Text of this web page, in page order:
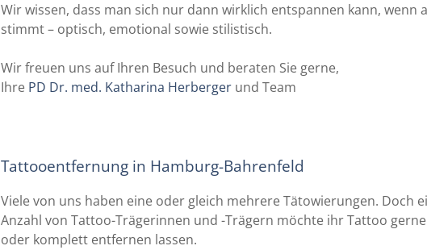
Wir wissen, dass man sich nur dann wirklich entspannen kann, wenn
stimmt – optisch, emotional sowie stilistisch.
Wir freuen uns auf Ihren Besuch und beraten Sie gerne,
Ihre PD Dr. med. Katharina Herbergerund Team
Tattooentfernung in Hamburg-Bahrenfeld
Viele von uns haben eine oder gleich mehrere Tätowierungen. Doch
Anzahl von Tattoo-Trägerinnen und -Trägern möchte ihr Tattoo
oder komplett entfernen lassen.